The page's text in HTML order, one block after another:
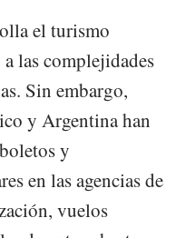
el turismo
las complejidades
Sin embargo,
y Argentina han
y
en las agencias de
vuelos